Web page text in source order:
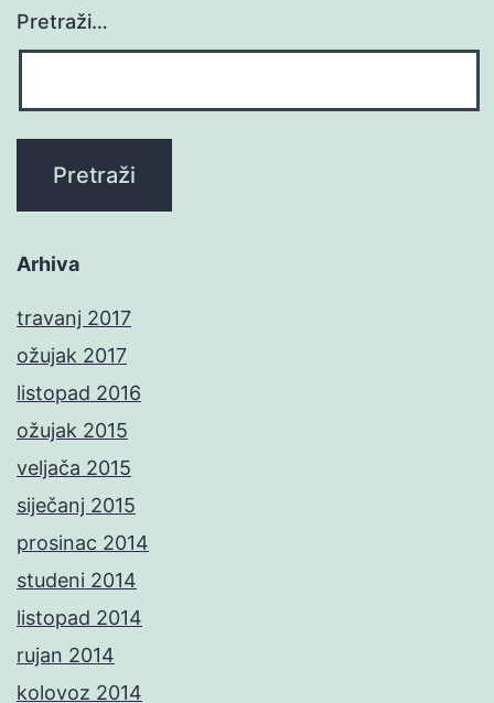
Pretraži…
Arhiva
travanj 2017
ožujak 2017
listopad 2016
ožujak 2015
veljača 2015
siječanj 2015
prosinac 2014
studeni 2014
listopad 2014
rujan 2014
kolovoz 2014